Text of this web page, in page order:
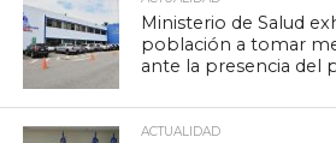
Ministerio de Salud
población a tomar
ante la presencia del
ACTUALIDAD